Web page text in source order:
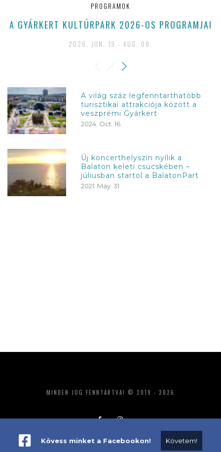
PROGRAMOK
A GYÁRKERT KULTÚRPARK 2026-OS PROGRAMJAI
2026. JUN. 19 - AUG. 08.
A világ száz legfenntarthatóbb
turisztikai attrakciója között a
veszprémi Gyárkert
2024. Oct. 16
Új koncerthelyszín nyílik a
Balaton keleti csücskében –
júliusban startol a BalatonPart
2021. May. 31
MINDEN JOG FENNTARTVA! © 2019 - 2026
ADATKEZELÉS IMPRESSZUM MÉDIAAJÁNLAT
Kövess minket a Facebookon! Követem!